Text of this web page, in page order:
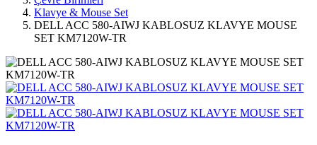
Klavye & Mouse Set
DELL ACC 580-AIWJ KABLOSUZ KLAVYE MOUSE
SET KM7120W-TR